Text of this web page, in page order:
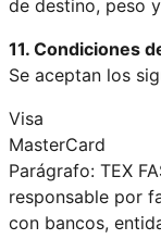
de destino, peso
11. Condiciones
Se aceptan los
Visa
MasterCard
Parágrafo: TEX
responsable por
con bancos,